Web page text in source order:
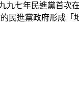
七年民進黨首次
民進黨政府形成